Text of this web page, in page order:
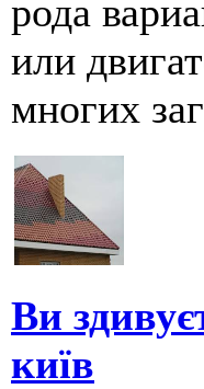
рода
или
многих
Ви
київ